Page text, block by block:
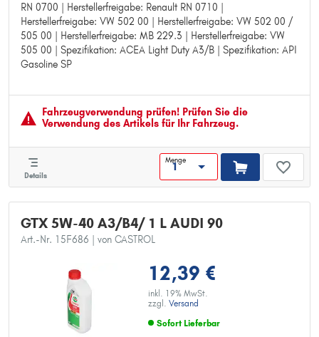
RN 0700 | Herstellerfreigabe: Renault RN 0710 |
Herstellerfreigabe: VW 502 00 | Herstellerfreigabe: VW 502 00 /
505 00 | Herstellerfreigabe: MB 229.3 | Herstellerfreigabe: VW
505 00 | Spezifikation: ACEA Light Duty A3/B | Spezifikation: API
Gasoline SP
Viskositätsklasse nach SAE: 5W-40
Herstellerfreigabe: MB 226.5
Herstellerfreigabe: MB 229.5
Herstellerfreigabe: Renault RN 0700
Herstellerfreigabe: Renault RN 0710
Herstellerfreigabe: VW 502 00 / 505 00
Herstellerfreigabe: MB 229.3
Herstellerfreigabe: VW 505 00
Spezifikation: API Gasoline SP
Fahrzeugver­wendung prüfen! Prüfen Sie die
Verwendung des Artikels für Ihr Fahrzeug.
Details
Menge
GTX 5W-40 A3/B4/ 1 L AUDI 90
Art.-Nr. 15F686 | von CASTROL
12,39 €
inkl. 19% MwSt.
zzgl. Versand
Sofort Lieferbar